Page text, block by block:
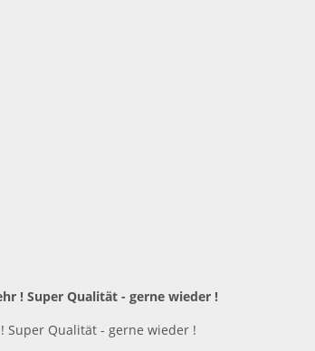
! Super Qualität - gerne wieder !
Super Qualität - gerne wieder !